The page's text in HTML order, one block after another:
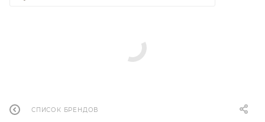
СПИСОК БРЕНДОВ